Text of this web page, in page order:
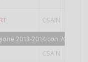
CSAIN
2013-2014 con 708
CSAIN